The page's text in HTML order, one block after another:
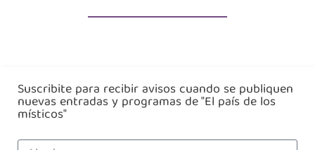
Suscribite para recibir avisos cuando se publiquen
nuevas entradas y programas de "El país de los
místicos"